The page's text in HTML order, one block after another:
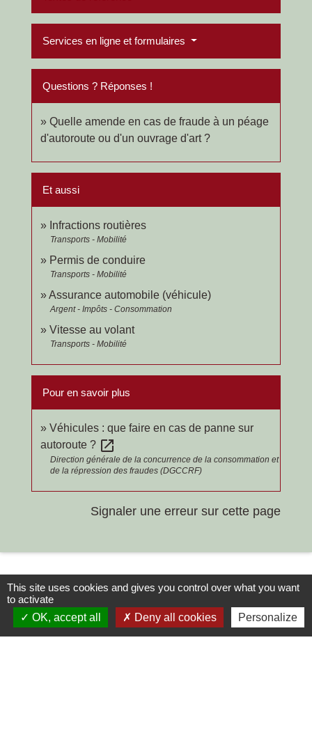
Services en ligne et formulaires
Questions ? Réponses !
Quelle amende en cas de fraude à un péage
d'autoroute ou d'un ouvrage d'art ?
Et aussi
Infractions routières
Transports - Mobilité
Permis de conduire
Transports - Mobilité
Assurance automobile (véhicule)
Argent - Impôts - Consommation
Vitesse au volant
Transports - Mobilité
Pour en savoir plus
Véhicules : que faire en cas de panne sur
autoroute ? open_in_new
Direction générale de la concurrence de la consommation et
de la répression des fraudes (DGCCRF)
Signaler une erreur sur cette page
Contacts
This site uses cookies and gives you control over what you want
to activate
OK, accept all
Deny all cookies Personalize